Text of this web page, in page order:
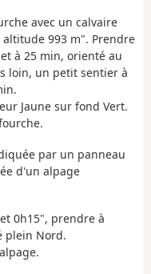
avec un calvaire
993 m". Prendre
à 25 min, orienté au
loin, un petit sentier à
Jaune sur fond Vert.
par un panneau
d'un alpage
0h15", prendre à
plein Nord.